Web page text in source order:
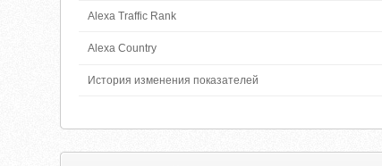
Alexa Traffic Rank
Alexa Country
История изменения показателей